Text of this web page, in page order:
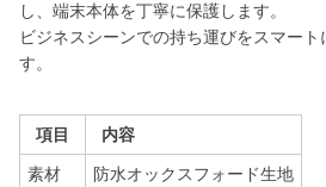
し、端末本体を丁寧に保護します。
ビジネスシーンでの持ち運びをスマー
す。
項目 内容
素材 防水オックスフォード生地